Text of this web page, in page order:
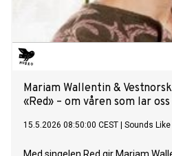
Mariam Wallentin &
«Red» – om våren som lar
15.5.2026 08:50:00 CEST Sounds Like